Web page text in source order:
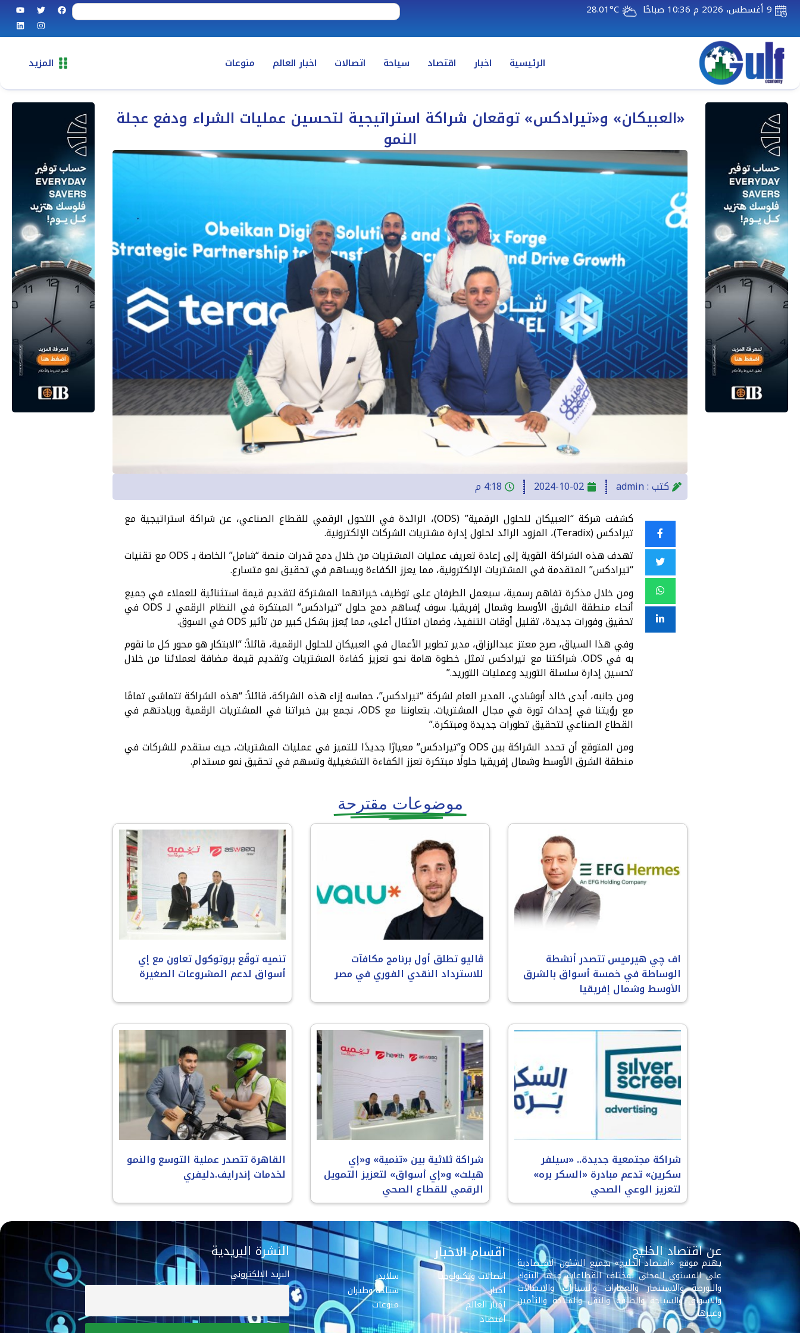
9 أغسطس، 2026 م 10:36 صباحًا 28.01°C
الرئيسية اخبار اقتصاد سياحة اتصالات اخبار العالم منوعات المزيد
«العبيكان» و«تيرادكس» توقعان شراكة استراتيجية لتحسين عمليات الشراء ودفع عجلة
النمو
كتب :admin
2024-10-02
4:18 م
كشفت شركة “العبيكان للحلول الرقمية” (ODS)، الرائدة في التحول الرقمي للقطاع الصناعي، عن شراكة استراتيجية مع
تيرادكس (Teradix)، المزود الرائد لحلول إدارة مشتريات الشركات الإلكترونية.
تهدف هذه الشراكة القوية إلى إعادة تعريف عمليات المشتريات من خلال دمج قدرات منصة “شامل” الخاصة بـ ODS مع تقنيات
“تيرادكس” المتقدمة في المشتريات الإلكترونية، مما يعزز الكفاءة ويساهم في تحقيق نمو متسارع.
ومن خلال مذكرة تفاهم رسمية، سيعمل الطرفان على توظيف خبراتهما المشتركة لتقديم قيمة استثنائية للعملاء في جميع
أنحاء منطقة الشرق الأوسط وشمال إفريقيا. سوف يُساهم دمج حلول “تيرادكس” المبتكرة في النظام الرقمي لـ ODS في
تحقيق وفورات جديدة، تقليل أوقات التنفيذ، وضمان امتثال أعلى، مما يُعزز بشكل كبير من تأثير ODS في السوق.
وفي هذا السياق، صرح معتز عبدالرزاق، مدير تطوير الأعمال في العبيكان للحلول الرقمية، قائلاً: “الابتكار هو محور كل ما نقوم
به في ODS. شراكتنا مع تيرادكس تمثل خطوة هامة نحو تعزيز كفاءة المشتريات وتقديم قيمة مضافة لعملائنا من خلال
تحسين إدارة سلسلة التوريد وعمليات التوريد.”
ومن جانبه، أبدى خالد أبوشادي، المدير العام لشركة “تيرادكس”، حماسه إزاء هذه الشراكة، قائلاً: “هذه الشراكة تتماشى تمامًا
مع رؤيتنا في إحداث ثورة في مجال المشتريات. بتعاوننا مع ODS، نجمع بين خبراتنا في المشتريات الرقمية وريادتهم في
القطاع الصناعي لتحقيق تطورات جديدة ومبتكرة.”
ومن المتوقع أن تحدد الشراكة بين ODS و”تيرادكس” معيارًا جديدًا للتميز في عمليات المشتريات، حيث ستقدم للشركات في
منطقة الشرق الأوسط وشمال إفريقيا حلولًا مبتكرة تعزز الكفاءة التشغيلية وتسهم في تحقيق نمو مستدام.
موضوعات مقترحة
اف چي هيرميس تتصدر أنشطة
الوساطة في خمسة أسواق بالشرق
الأوسط وشمال إفريقيا
ڤاليو تطلق أول برنامج مكافآت
للاسترداد النقدي الفوري في مصر
تنميه توقّع بروتوكول تعاون مع إي
أسواق لدعم المشروعات الصغيرة
شراكة مجتمعية جديدة.. «سيلفر
سكرين» تدعم مبادرة «السكر بره»
لتعزيز الوعي الصحي
شراكة ثلاثية بين «تنمية» و«إي
هيلث» و«إي أسواق» لتعزيز التمويل
الرقمي للقطاع الصحي
القاهرة تتصدر عملية التوسع والنمو
لخدمات إندرايف.دليفري
عن اقتصاد الخليج
يهتم موقع «اقتصاد الخليج» بجميع الشئون الاقتصادية
علي المستوي المحلي بمختلف القطاعات منها البنوك
والبورصة والاستثمار والعقارات والسيارات والاتصالات
والاسواق والسياحة والطاقة والنقل والملاحة والتأمين
وغيرها.
اقسام الاخبار
اتصالات وتكنولوجيا
اخبار
اخبار العالم
اقتصاد
سلايدر
سياحة وطيران
منوعات
النشرة البريدية
البريد الالكتروني